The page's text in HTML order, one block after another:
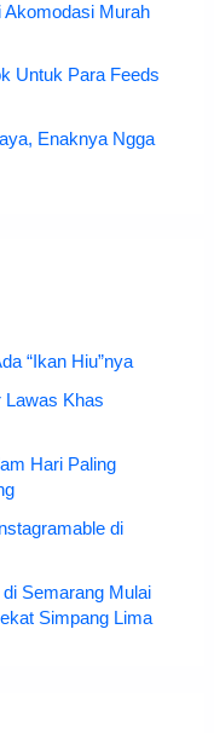
Akomodasi Murah
Untuk Para Feeds
Enaknya Ngga
“Ikan Hiu”nya
Lawas Khas
Hari Paling
di
Semarang Mulai
Simpang Lima